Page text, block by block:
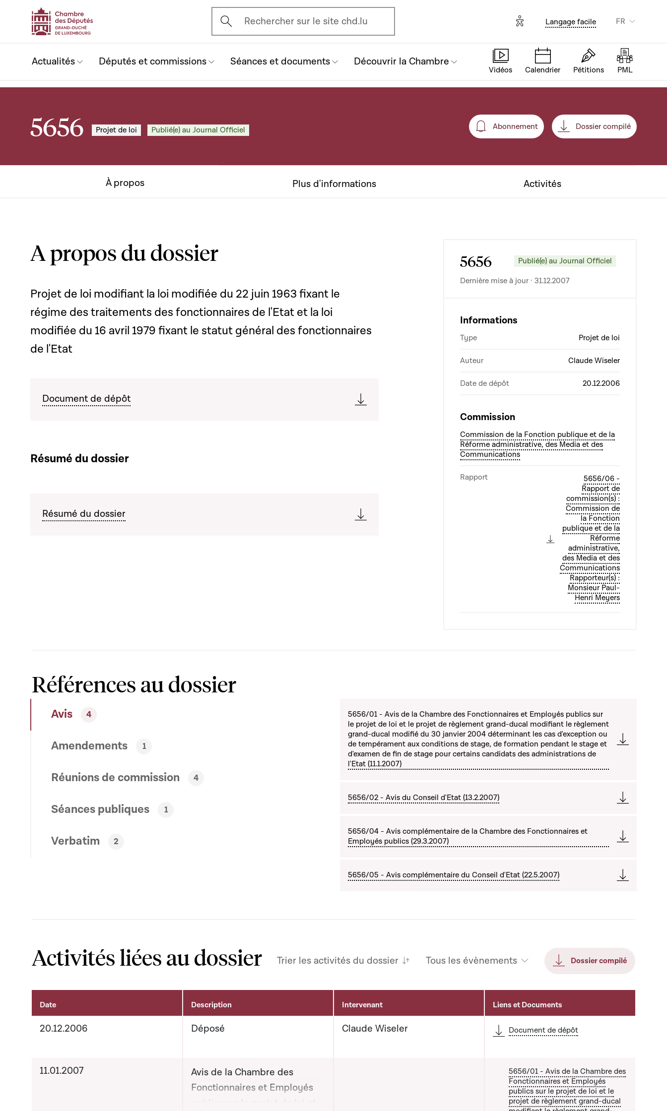
Ouvrir l'écran de recherche
Rechercher sur le site chd.lu Options d'accessibilité
Langage facile FR
Actualités Députés et commissions Séances et documents Découvrir la Chambre
Vidéos Calendrier Pétitions PML
5656 Projet de loi Publié(e) au Journal Officiel Abonnement
Abonnement Dossier compilé
À propos Plus d'informations Activités
A propos du dossier
Projet de loi modifiant la loi modifiée du 22 juin 1963 fixant le
régime des traitements des fonctionnaires de l'Etat et la loi
modifiée du 16 avril 1979 fixant le statut général des fonctionnaires
de l'Etat
Document de dépôt
Résumé du dossier
Résumé du dossier
5656 Publié(e) au Journal Officiel
Dernière mise à jour · 31.12.2007
Informations
Type Projet de loi
Auteur Claude Wiseler
Date de dépôt 20.12.2006
Commission
Commission de la Fonction publique et de la
Réforme administrative, des Media et des
Communications
Rapport
5656/06 -
Rapport de
commission(s) :
Commission de
la Fonction
publique et de la
Réforme
administrative,
des Media et des
Communications
Rapporteur(s) :
Monsieur Paul-
Henri Meyers
Références au dossier
Avis 4
Amendements 1
Réunions de commission 4
Séances publiques 1
Verbatim 2
5656/01 - Avis de la Chambre des Fonctionnaires et Employés publics sur
le projet de loi et le projet de règlement grand-ducal modifiant le règlement
grand-ducal modifié du 30 janvier 2004 déterminant les cas d'exception ou
de tempérament aux conditions de stage, de formation pendant le stage et
d'examen de fin de stage pour certains candidats des administrations de
l'Etat (11.1.2007)
5656/02 - Avis du Conseil d'Etat (13.2.2007)
5656/04 - Avis complémentaire de la Chambre des Fonctionnaires et
Employés publics (29.3.2007)
5656/05 - Avis complémentaire du Conseil d'Etat (22.5.2007)
Activités liées au dossier Trier les activités du dossier Tous les évènements Dossier compilé
Activités liées au dossier
Date Description Intervenant Liens et Documents
20.12.2006 Déposé Claude Wiseler Document de dépôt
11.01.2007
Avis de la Chambre des
Fonctionnaires et Employés
publics sur le projet de loi et
5656/01 - Avis de la Chambre des
Fonctionnaires et Employés
publics sur le projet de loi et le
projet de règlement grand-ducal